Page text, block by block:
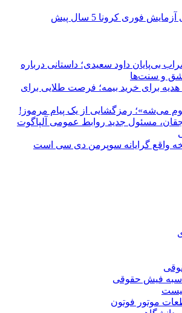
آزمایش فوری کرونا 5 سال پیش
بی‌پایان داود سعیدی؛ داستانی درباره
و سنت‌ها
هدیه برای خرید بیمه؛ فرصت طلایی برای
می‌شه»؛ رمزگشایی از یک پیام مرموز!
مسئول جدید روابط عمومی آلپاگوت
واقع گرایانه سوپرمن دی سی است
فیش حقوقی
موتور فوتون